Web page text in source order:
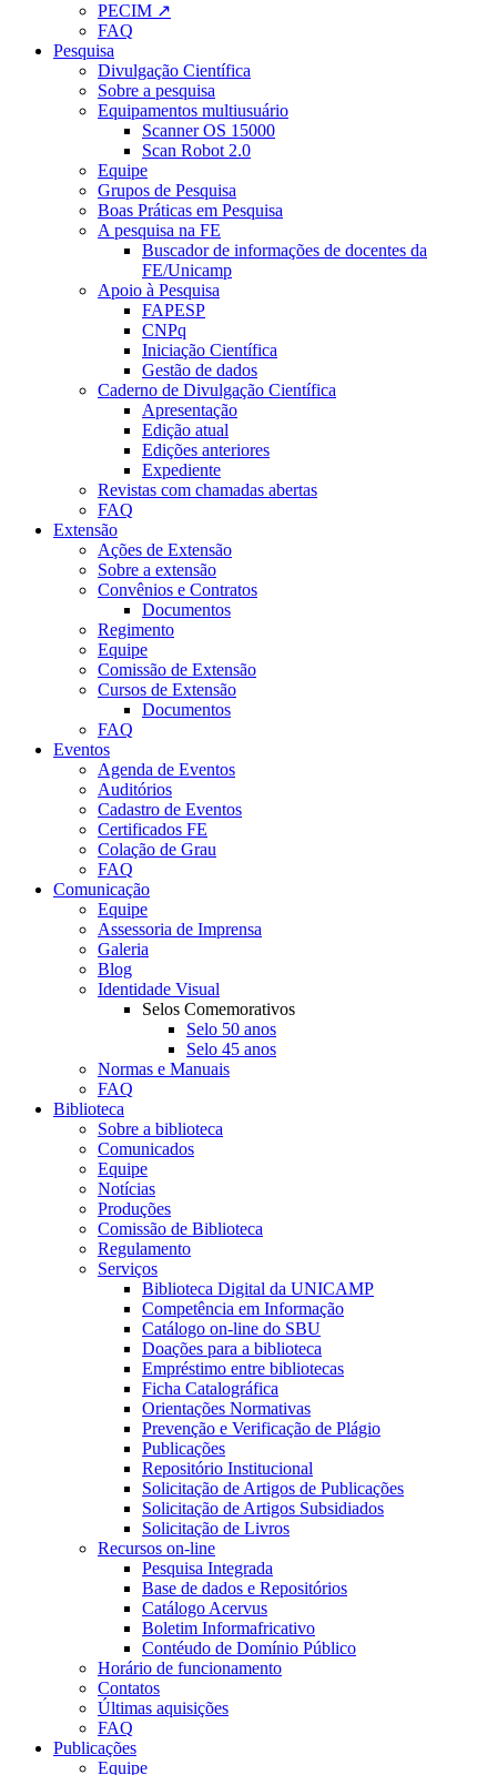
PECIM ↗
FAQ
Pesquisa
Divulgação Científica
Sobre a pesquisa
Equipamentos multiusuário
Scanner OS 15000
Scan Robot 2.0
Equipe
Grupos de Pesquisa
Boas Práticas em Pesquisa
A pesquisa na FE
Buscador de informações de docentes da
FE/Unicamp
Apoio à Pesquisa
FAPESP
CNPq
Iniciação Científica
Gestão de dados
Caderno de Divulgação Científica
Apresentação
Edição atual
Edições anteriores
Expediente
Revistas com chamadas abertas
FAQ
Extensão
Ações de Extensão
Sobre a extensão
Convênios e Contratos
Documentos
Regimento
Equipe
Comissão de Extensão
Cursos de Extensão
Documentos
FAQ
Eventos
Agenda de Eventos
Auditórios
Cadastro de Eventos
Certificados FE
Colação de Grau
FAQ
Comunicação
Equipe
Assessoria de Imprensa
Galeria
Blog
Identidade Visual
Selos Comemorativos
Selo 50 anos
Selo 45 anos
Normas e Manuais
FAQ
Biblioteca
Sobre a biblioteca
Comunicados
Equipe
Notícias
Produções
Comissão de Biblioteca
Regulamento
Serviços
Biblioteca Digital da UNICAMP
Competência em Informação
Catálogo on-line do SBU
Doações para a biblioteca
Empréstimo entre bibliotecas
Ficha Catalográfica
Orientações Normativas
Prevenção e Verificação de Plágio
Publicações
Repositório Institucional
Solicitação de Artigos de Publicações
Solicitação de Artigos Subsidiados
Solicitação de Livros
Recursos on-line
Pesquisa Integrada
Base de dados e Repositórios
Catálogo Acervus
Boletim Informafricativo
Contéudo de Domínio Público
Horário de funcionamento
Contatos
Últimas aquisições
FAQ
Publicações
Equipe